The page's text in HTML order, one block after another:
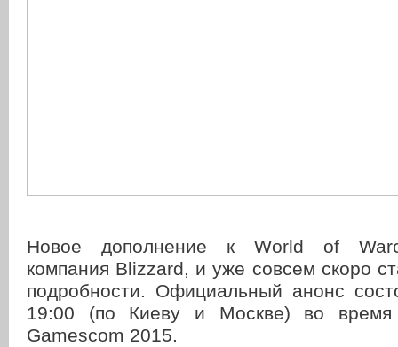
Новое дополнение к World of
компания Blizzard, и уже совсем скоро
подробности. Официальный анонс
19:00 (по Киеву и Москве) во время
Gamescom 2015.